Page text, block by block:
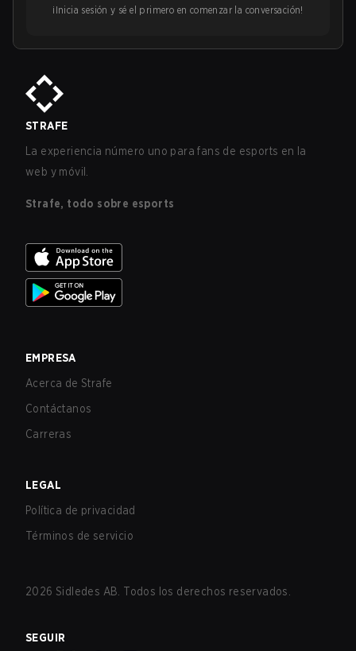
¡Inicia sesión y sé el primero en comenzar la conversación!
STRAFE
La experiencia número uno para fans de esports en la
web y móvil.
Strafe, todo sobre esports
EMPRESA
Acerca de Strafe
Contáctanos
Carreras
LEGAL
Política de privacidad
Términos de servicio
2026 Sidledes AB. Todos los derechos reservados.
SEGUIR